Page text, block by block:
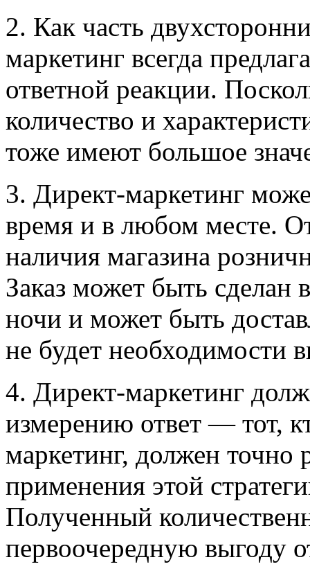
2. Как часть
маркетинг всегда
ответной реакции.
количество и
тоже имеют большое
3. Директ-маркетинг
время и в любом месте.
наличия магазина
Заказ может быть сделан
ночи и может быть
не будет необходимости
4. Директ-маркетинг
измерению ответ — тот,
маркетинг, должен точно
применения этой
Полученный
первоочередную выгоду